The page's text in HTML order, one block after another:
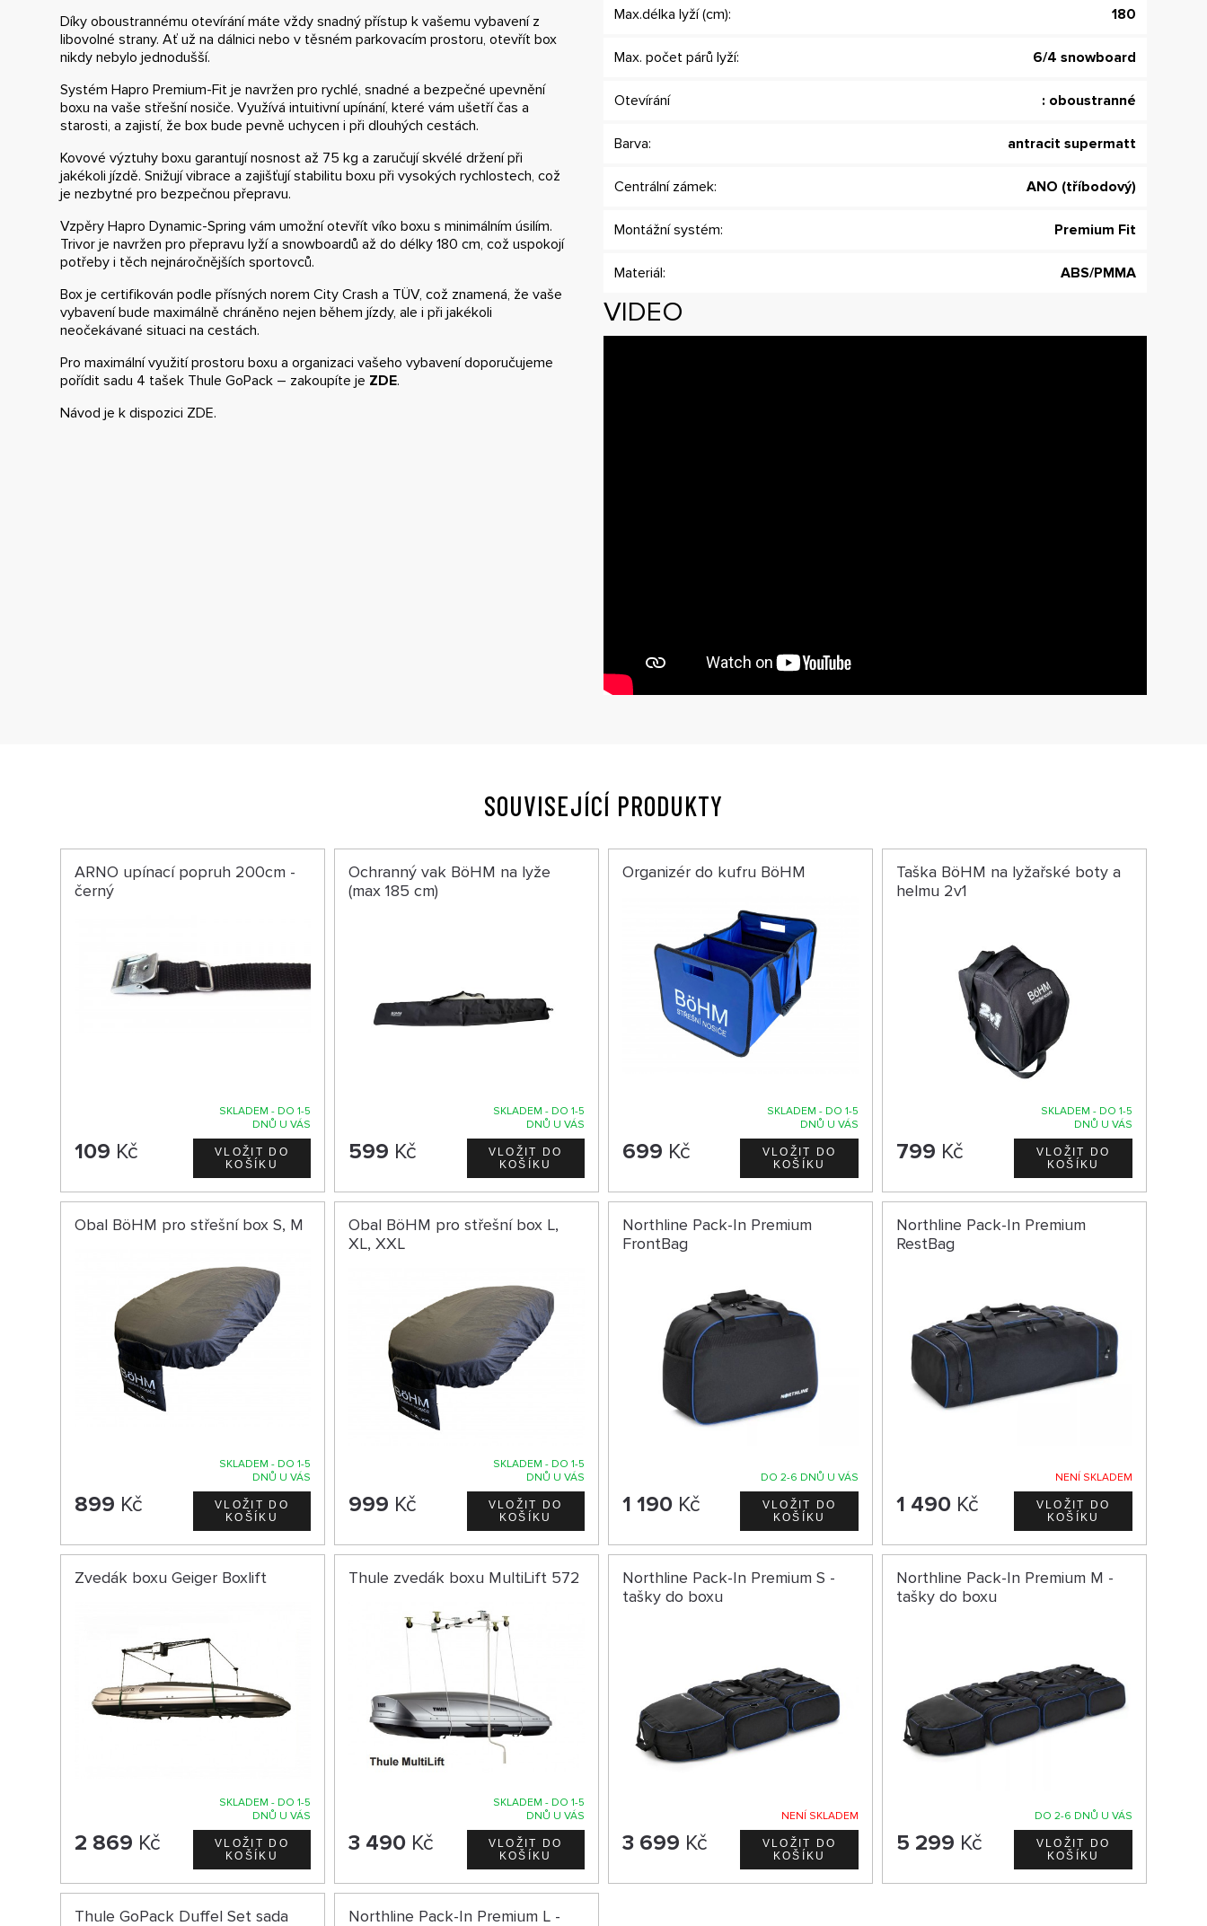
Díky oboustrannému otevírání máte vždy snadný přístup k vašemu vybavení z
libovolné strany. Ať už na dálnici nebo v těsném parkovacím prostoru, otevřít box
nikdy nebylo jednodušší.
Systém Hapro Premium-Fit je navržen pro rychlé, snadné a bezpečné upevnění
boxu na vaše střešní nosiče. Využívá intuitivní upínání, které vám ušetří čas a
starosti, a zajistí, že box bude pevně uchycen i při dlouhých cestách.
Kovové výztuhy boxu garantují nosnost až 75 kg a zaručují skvélé držení při
jakékoli jízdě. Snižují vibrace a zajišťují stabilitu boxu při vysokých rychlostech, což
je nezbytné pro bezpečnou přepravu.
Vzpěry Hapro Dynamic-Spring vám umožní otevřít víko boxu s minimálním úsilím.
Trivor je navržen pro přepravu lyží a snowboardů až do délky 180 cm, což uspokojí
potřeby i těch nejnáročnějších sportovců.
Box je certifikován podle přísných norem City Crash a TÜV, což znamená, že vaše
vybavení bude maximálně chráněno nejen během jízdy, ale i při jakékoli
neočekávané situaci na cestách.
Pro maximální využití prostoru boxu a organizaci vašeho vybavení doporučujeme
pořídit sadu 4 tašek Thule GoPack – zakoupíte je ZDE.
Návod je k dispozici ZDE.
Max.délka lyží (cm): 180
Max. počet párů lyží: 6/4 snowboard
Otevírání : oboustranné
Barva: antracit supermatt
Centrální zámek: ANO (tříbodový)
Montážní systém: Premium Fit
Materiál: ABS/PMMA
VIDEO
SOUVISEJÍCÍ PRODUKTY
ARNO upínací popruh 200cm -
černý
SKLADEM - DO 1-5
DNŮ U VÁS
109 Kč
Ochranný vak BöHM na lyže
(max 185 cm)
SKLADEM - DO 1-5
DNŮ U VÁS
599 Kč
Organizér do kufru BöHM
SKLADEM - DO 1-5
DNŮ U VÁS
699 Kč
Taška BöHM na lyžařské boty a
helmu 2v1
SKLADEM - DO 1-5
DNŮ U VÁS
799 Kč
Obal BöHM pro střešní box S, M
SKLADEM - DO 1-5
DNŮ U VÁS
899 Kč
Obal BöHM pro střešní box L,
XL, XXL
SKLADEM - DO 1-5
DNŮ U VÁS
999 Kč
Northline Pack-In Premium
FrontBag
DO 2-6 DNŮ U VÁS
1 190Kč
Northline Pack-In Premium
RestBag
NENÍ SKLADEM
1 490Kč
Zvedák boxu Geiger Boxlift
SKLADEM - DO 1-5
DNŮ U VÁS
2 869 Kč
Thule zvedák boxu MultiLift 572
SKLADEM - DO 1-5
DNŮ U VÁS
3 490 Kč
Northline Pack-In Premium S -
tašky do boxu
NENÍ SKLADEM
3 699 Kč
Northline Pack-In Premium M -
tašky do boxu
DO 2-6 DNŮ U VÁS
5 299 Kč
Thule GoPack Duffel Set sada
Northline Pack-In Premium L -